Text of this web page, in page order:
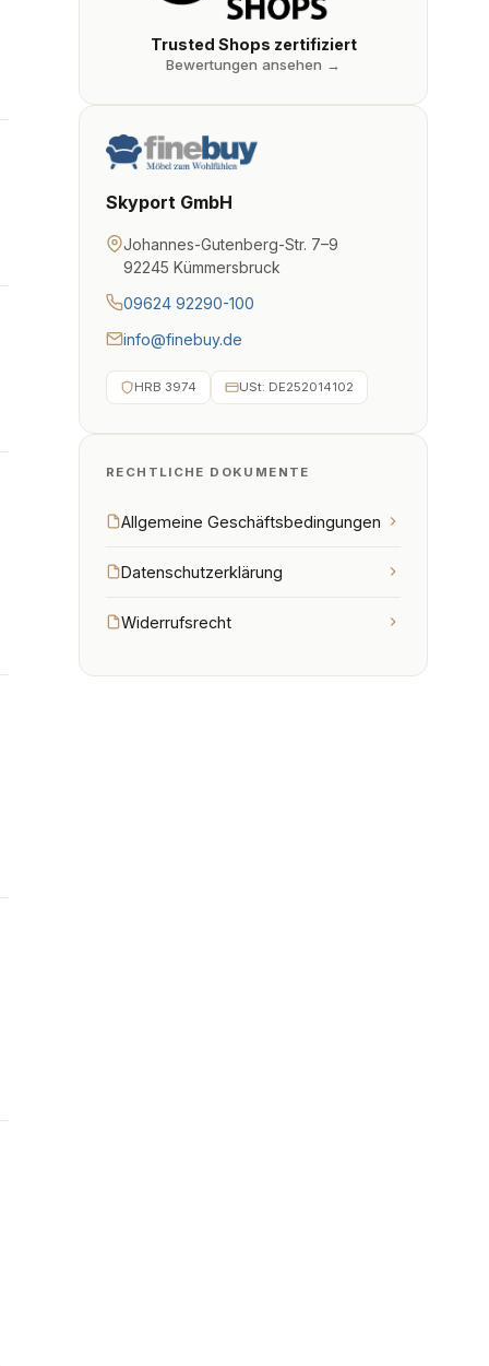
Trusted Shops zertifiziert
Bewertungen ansehen →
Skyport GmbH
Johannes-Gutenberg-Str. 7–9
92245 Kümmersbruck
09624 92290-100
info@finebuy.de
HRB 3974 USt: DE252014102
RECHTLICHE DOKUMENTE
Allgemeine Geschäftsbedingungen
Datenschutzerklärung
Widerrufsrecht